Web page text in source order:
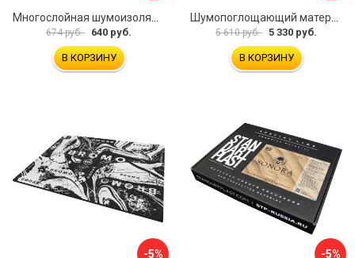
674 руб. 640 руб.
В КОРЗИНУ
5 610 руб. 5 330 руб.
В КОРЗИНУ
-5% -5%